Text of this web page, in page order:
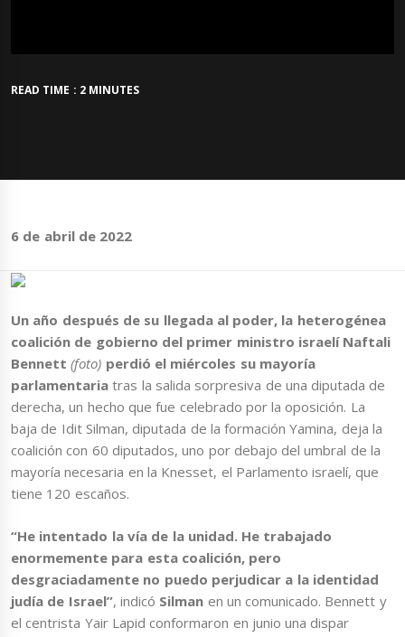
READ TIME : 2 MINUTES
6 de abril de 2022
Un año después de su llegada al poder, la heterogénea
coalición de gobierno del primer ministro israelí Naftali
Bennett (foto) perdió el miércoles su mayoría
parlamentaria tras la salida sorpresiva de una diputada de
derecha, un hecho que fue celebrado por la oposición. La
baja de Idit Silman, diputada de la formación Yamina, deja la
coalición con 60 diputados, uno por debajo del umbral de la
mayoría necesaria en la Knesset, el Parlamento israelí, que
tiene 120 escaños.
“He intentado la vía de la unidad. He trabajado
enormemente para esta coalición, pero
desgraciadamente no puedo perjudicar a la identidad
judía de Israel”, indicó Silman en un comunicado. Bennett y
el centrista Yair Lapid conformaron en junio una dispar